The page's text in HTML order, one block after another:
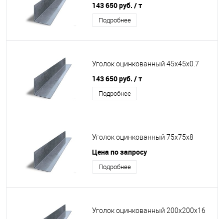
143 650 руб. / т
Подробнее
Уголок оцинкованный 45х45х0.7
143 650 руб. / т
Подробнее
Уголок оцинкованный 75х75х8
Цена по запросу
Подробнее
Уголок оцинкованный 200х200х16